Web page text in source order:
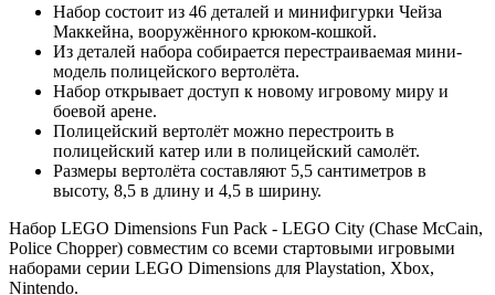
Набор состоит из 46 деталей и минифигурки Чейза
Маккейна, вооружённого крюком-кошкой.
Из деталей набора собирается перестраиваемая мини-
модель полицейского вертолёта.
Набор открывает доступ к новому игровому миру и
боевой арене.
Полицейский вертолёт можно перестроить в
полицейский катер или в полицейский самолёт.
Размеры вертолёта составляют 5,5 сантиметров в
высоту, 8,5 в длину и 4,5 в ширину.
Набор LEGO Dimensions Fun Pack - LEGO City (Chase McCain,
Police Chopper) совместим со всеми стартовыми игровыми
наборами серии LEGO Dimensions для Playstation, Xbox,
Nintendo.